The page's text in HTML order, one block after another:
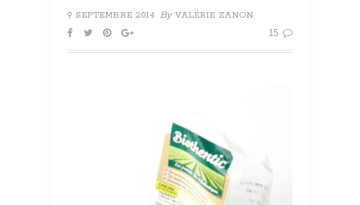
9 SEPTEMBRE 2014 By VALÉRIE ZANON
15